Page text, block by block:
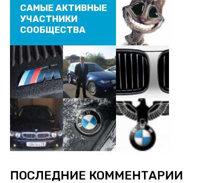
САМЫЕ АКТИВНЫЕ
УЧАСТНИКИ
СООБЩЕСТВА
ПОСЛЕДНИЕ КОММЕНТАРИИ